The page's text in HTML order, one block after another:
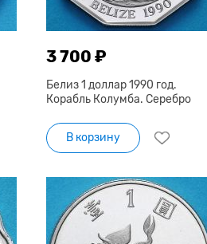
3 700 ₽
Белиз 1 доллар 1990 год.
Корабль Колумба. Серебро
В корзину